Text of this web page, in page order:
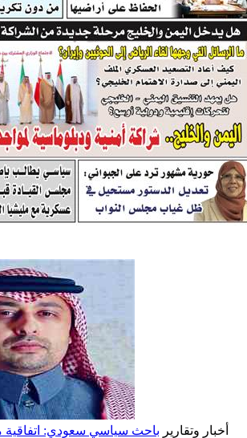
أخبار وتقارير باحث سياسي سعودي: اتفاقية